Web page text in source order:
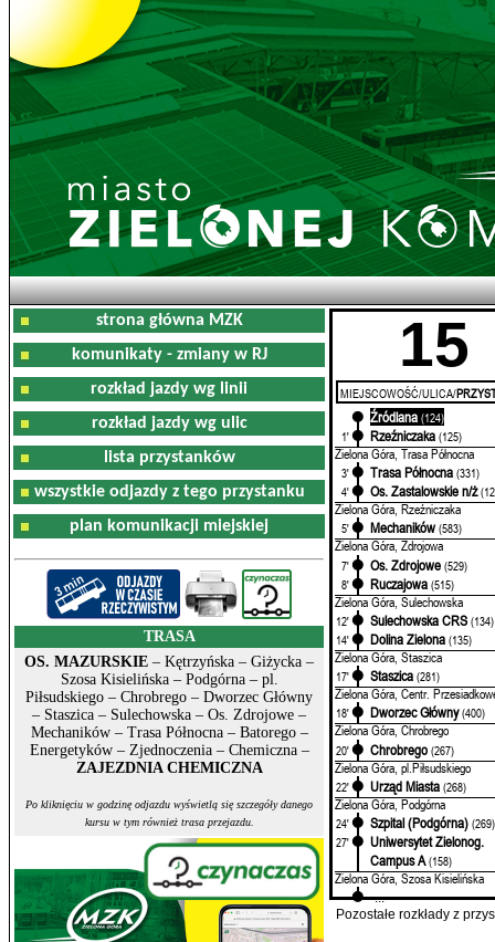
strona główna MZK
komunikaty - zmiany w RJ
rozkład jazdy wg linii
rozkład jazdy wg ulic
lista przystanków
wszystkie odjazdy z tego przystanku
plan komunikacji miejskiej
TRASA
OS. MAZURSKIE – Kętrzyńska – Giżycka –
Szosa Kisielińska – Podgórna – pl.
Piłsudskiego – Chrobrego – Dworzec Główny
– Staszica – Sulechowska – Os. Zdrojowe –
Mechaników – Trasa Północna – Batorego –
Energetyków – Zjednoczenia – Chemiczna –
ZAJEZDNIA CHEMICZNA
Po kliknięciu w godzinę odjazdu wyświetlą się szczegóły danego
kursu w tym również trasa przejazdu.
15
MIEJSCOWOŚĆ/ULICA/
Źródlana (124)
1'
Rzeźniczaka (125)
Zielona Góra, Trasa Północna
3' Trasa Północna (331)
4'
Os. Zastalowskie n/ż
Zielona Góra, Rzeźniczaka
5' Mechaników (583)
Zielona Góra, Zdrojowa
7' Os. Zdrojowe (529)
8'
Ruczajowa (515)
Zielona Góra, Sulechowska
12' Sulechowska CRS (134)
14'
Dolina Zielona (135)
Zielona Góra, Staszica
17' Staszica (281)
Zielona Góra, Centr.
18' Dworzec Główny (400)
Zielona Góra, Chrobrego
20' Chrobrego (267)
Zielona Góra, pl.Piłsudskiego
22' Urząd Miasta (268)
Zielona Góra, Podgórna
24' Szpital (Podgórna) (269)
27'
Uniwersytet Zielonog.
Campus A (158)
Zielona Góra, Szosa Kisielińska
...
Pozostałe rozkłady z